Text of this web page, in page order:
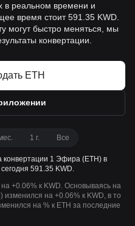
в реальном времени и
время стоит 591.35 KWD.
могут быстро меняться, мы
конвертации.
ETH
1 г. Все
конвертации 1 Эфира (ETH) в
591.35 KWD.
+0.06% к KWD. Основываясь на
на +0.06% к KWD, в то
на % к ETH за последние